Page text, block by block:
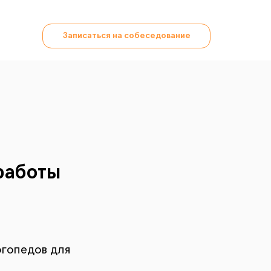
Записаться на собеседование
для